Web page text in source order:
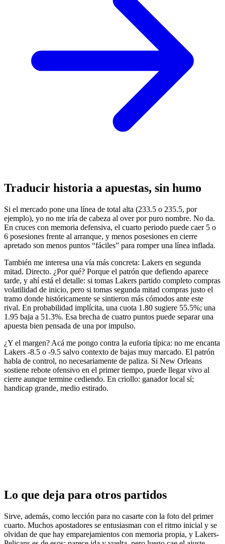
Traducir historia a apuestas, sin humo
Si el mercado pone una línea de total alta (233.5 o 235.5, por
ejemplo), yo no me iría de cabeza al over por puro nombre. No da.
En cruces con memoria defensiva, el cuarto periodo puede caer 5 o
6 posesiones frente al arranque, y menos posesiones en cierre
apretado son menos puntos “fáciles” para romper una línea inflada.
También me interesa una vía más concreta: Lakers en segunda
mitad. Directo. ¿Por qué? Porque el patrón que defiendo aparece
tarde, y ahí está el detalle: si tomas Lakers partido completo compras
volatilidad de inicio, pero si tomas segunda mitad compras justo el
tramo donde históricamente se sintieron más cómodos ante este
rival. En probabilidad implícita, una cuota 1.80 sugiere 55.5%; una
1.95 baja a 51.3%. Esa brecha de cuatro puntos puede separar una
apuesta bien pensada de una por impulso.
¿Y el margen? Acá me pongo contra la euforia típica: no me encanta
Lakers -8.5 o -9.5 salvo contexto de bajas muy marcado. El patrón
habla de control, no necesariamente de paliza. Si New Orleans
sostiene rebote ofensivo en el primer tiempo, puede llegar vivo al
cierre aunque termine cediendo. En criollo: ganador local sí;
handicap grande, medio estirado.
Lo que deja para otros partidos
Sirve, además, como lección para no casarte con la foto del primer
cuarto. Muchos apostadores se entusiasman con el ritmo inicial y se
olvidan de que hay emparejamientos con memoria propia, y Lakers-